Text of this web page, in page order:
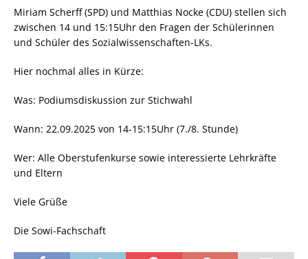
Miriam Scherff (SPD) und Matthias Nocke (CDU) stellen sich
zwischen 14 und 15:15Uhr den Fragen der Schülerinnen
und Schüler des Sozialwissenschaften-LKs.
Hier nochmal alles in Kürze:
Was: Podiumsdiskussion zur Stichwahl
Wann: 22.09.2025 von 14-15:15Uhr (7./8. Stunde)
Wer: Alle Oberstufenkurse sowie interessierte Lehrkräfte
und Eltern
Viele Grüße
Die Sowi-Fachschaft